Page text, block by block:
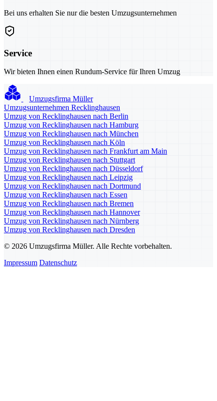
Bei uns erhalten Sie nur die besten Umzugsunternehmen
Service
Wir bieten Ihnen einen Rundum-Service für Ihren Umzug
Umzugsfirma Müller
Umzugsunternehmen Recklinghausen
Umzug von Recklinghausen nach Berlin
Umzug von Recklinghausen nach Hamburg
Umzug von Recklinghausen nach München
Umzug von Recklinghausen nach Köln
Umzug von Recklinghausen nach Frankfurt am Main
Umzug von Recklinghausen nach Stuttgart
Umzug von Recklinghausen nach Düsseldorf
Umzug von Recklinghausen nach Leipzig
Umzug von Recklinghausen nach Dortmund
Umzug von Recklinghausen nach Essen
Umzug von Recklinghausen nach Bremen
Umzug von Recklinghausen nach Hannover
Umzug von Recklinghausen nach Nürnberg
Umzug von Recklinghausen nach Dresden
© 2026 Umzugsfirma Müller. Alle Rechte vorbehalten.
Impressum Datenschutz